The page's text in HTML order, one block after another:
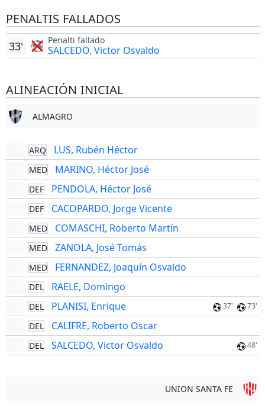
PENALTIS FALLADOS
Penalti fallado
SALCEDO, Victor Osvaldo
33'
ALINEACIÓN INICIAL
ALMAGRO
ARQ LUS, Rubén Héctor
MED MARINO, Héctor José
DEF PENDOLA, Héctor José
DEF CACOPARDO, Jorge Vicente
MED COMASCHI, Roberto Martín
MED ZANOLA, José Tomás
MED FERNANDEZ, Joaquín Osvaldo
DEL RAELE, Domingo
DEL PLANISI, Enrique 37' 73'
DEL CALIFRE, Roberto Oscar
DEL SALCEDO, Victor Osvaldo 48'
UNION SANTA FE